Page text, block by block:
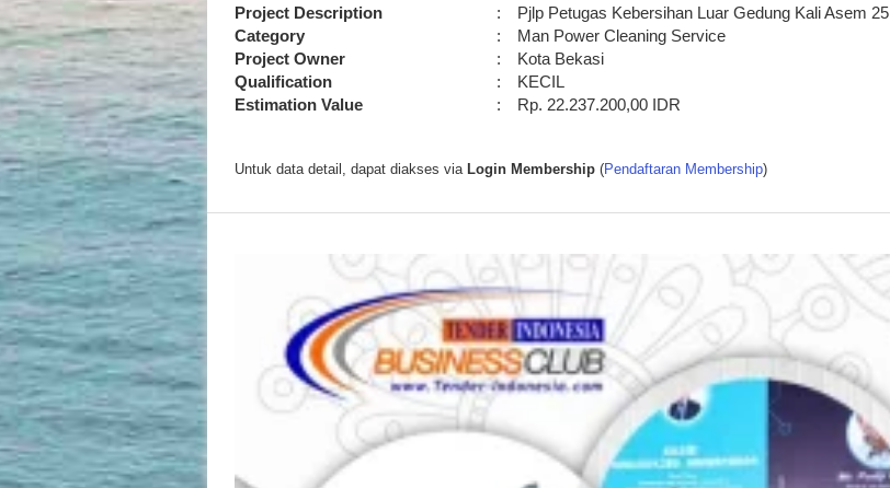
Project Description :
Pjlp Petugas Kebersihan Luar Gedung Kali Asem 25
Category
:
Man Power Cleaning Service
Project Owner
:
Kota Bekasi
Qualification
:
KECIL
Estimation Value
: Rp. 22.237.200,00 IDR
Untuk data detail, dapat diakses via Login Membership (Pendaftaran Membership)